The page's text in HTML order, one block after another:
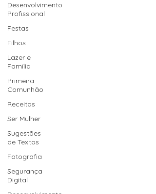
Desenvolvimento
Profissional
Festas
Filhos
Lazer e
Família
Primeira
Comunhão
Receitas
Ser Mulher
Sugestões
de Textos
Fotografia
Segurança
Digital